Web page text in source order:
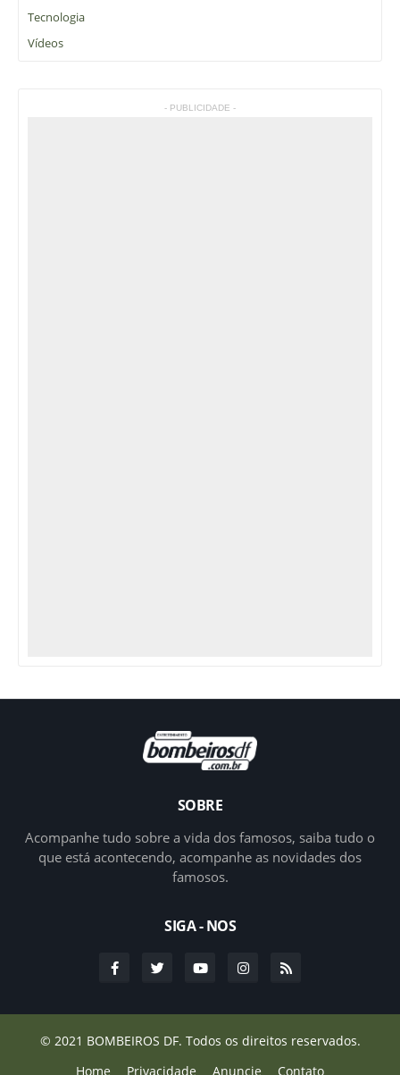
Tecnologia
Vídeos
- PUBLICIDADE -
SOBRE
Acompanhe tudo sobre a vida dos famosos, saiba tudo o
que está acontecendo, acompanhe as novidades dos
famosos.
SIGA - NOS
© 2021 BOMBEIROS DF. Todos os direitos reservados.
Home
Privacidade Anuncie Contato